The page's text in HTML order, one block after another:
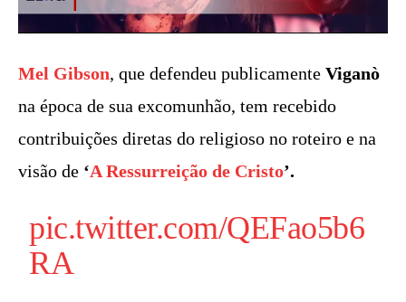
Mel Gibson, que defendeu publicamente Viganò
na época de sua excomunhão, tem recebido
contribuições diretas do religioso no roteiro e na
visão de ‘A Ressurreição de Cristo’.
pic.twitter.com/QEFao5b6
RA